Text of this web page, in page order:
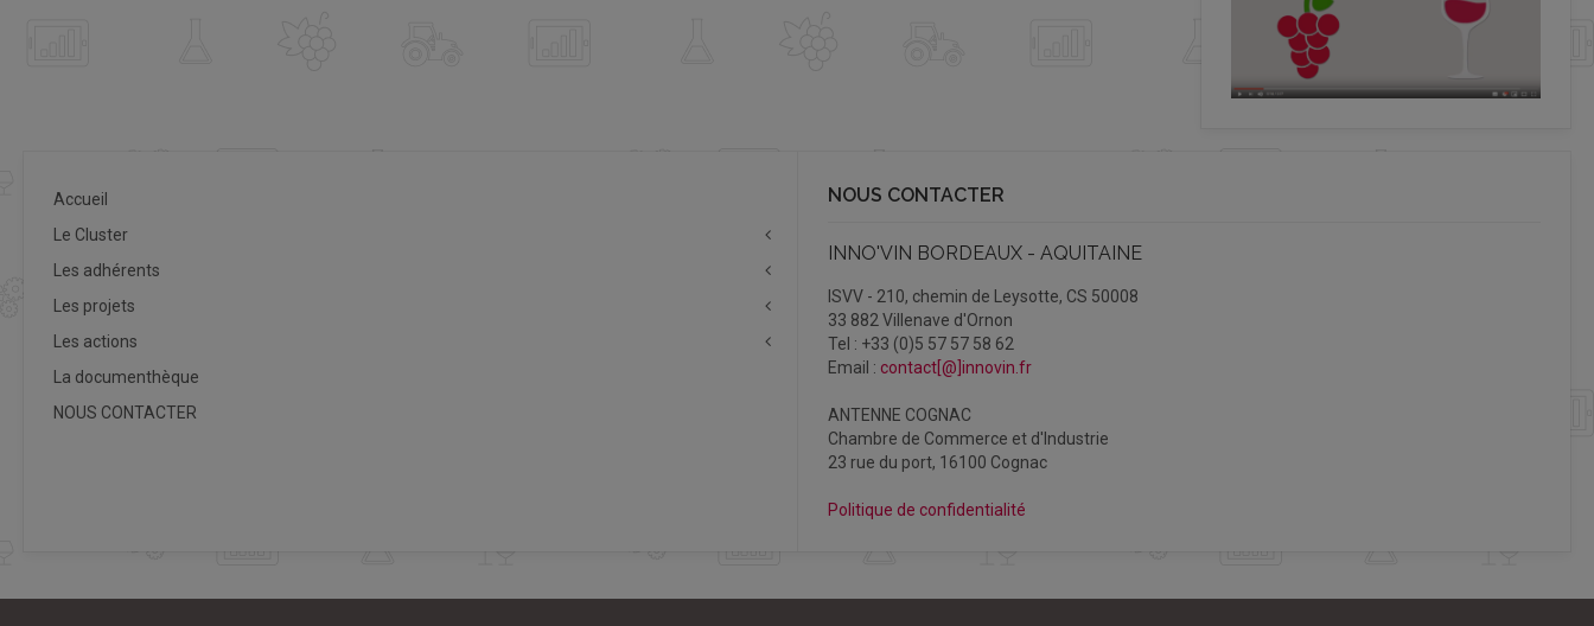
Accueil
Le Cluster
Les adhérents
Les projets
Les actions
La documenthèque
NOUS CONTACTER
NOUS CONTACTER
INNO'VIN BORDEAUX - AQUITAINE
ISVV - 210, chemin de Leysotte, CS 50008
33 882 Villenave d'Ornon
Tel : +33 (0)5 57 57 58 62
Email : contact[@]innovin.fr
ANTENNE COGNAC
Chambre de Commerce et d'Industrie
23 rue du port, 16100 Cognac
Politique de confidentialité